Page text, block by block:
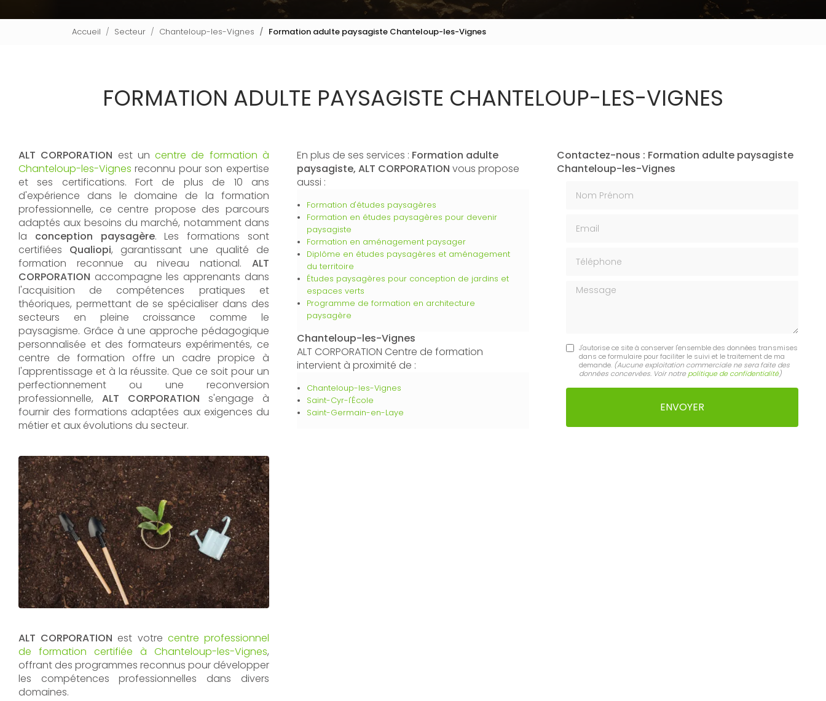
Accueil Secteur Chanteloup-les-Vignes Formation adulte paysagiste Chanteloup-les-Vignes
FORMATION ADULTE PAYSAGISTE CHANTELOUP-LES-VIGNES
ALT CORPORATION est uncentre de formation à
Chanteloup-les-Vignes reconnu pour son expertise
et ses certifications. Fort de plus de 10 ans
d'expérience dans le domaine de la formation
professionnelle, ce centre propose des parcours
adaptés aux besoins du marché, notamment dans
la conception paysagère. Les formations sont
certifiées Qualiopi, garantissant une qualité de
formation reconnue au niveau national. ALT
CORPORATION accompagne les apprenants dans
l'acquisition de compétences pratiques et
théoriques, permettant de se spécialiser dans des
secteurs en pleine croissance comme le
paysagisme. Grâce à une approche pédagogique
personnalisée et des formateurs expérimentés, ce
centre de formation offre un cadre propice à
l'apprentissage et à la réussite. Que ce soit pour un
perfectionnement ou une reconversion
professionnelle, ALT CORPORATION​​​​​​​ s'engage à
fournir des formations adaptées aux exigences du
métier et aux évolutions du secteur.
ALT CORPORATION est votre centre professionnel
de formation certifiée à Chanteloup-les-Vignes,
offrant des programmes reconnus pour développer
les compétences professionnelles dans divers
domaines.
En plus de ses services : Formation adulte
paysagiste, ALT CORPORATION vous propose
aussi :
Formation d'études paysagères
Formation en études paysagères pour devenir
paysagiste
Formation en aménagement paysager
Diplôme en études paysagères et aménagement
du territoire
Études paysagères pour conception de jardins et
espaces verts
Programme de formation en architecture
paysagère
Chanteloup-les-Vignes
ALT CORPORATION Centre de formation
intervient à proximité de :
Chanteloup-les-Vignes
Saint-Cyr-l'École
Saint-Germain-en-Laye
Contactez-nous : Formation adulte paysagiste
Chanteloup-les-Vignes
Message
J'autorise ce site à conserver l'ensemble des données transmises
dans ce formulaire pour faciliter le suivi et le traitement de ma
demande. (Aucune exploitation commerciale ne sera faite des
données concervées. Voir notre politique de confidentialité)